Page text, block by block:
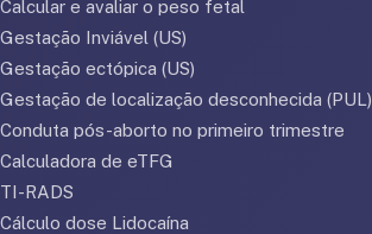
Calcular e avaliar o peso fetal
Gestação Inviável (US)
Gestação ectópica (US)
Gestação de localização desconhecida (PUL)
Conduta pós-aborto no primeiro trimestre
Calculadora de eTFG
TI-RADS
Cálculo dose Lidocaína